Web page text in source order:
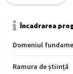
Încadrarea
Domeniul
Ramura de știință